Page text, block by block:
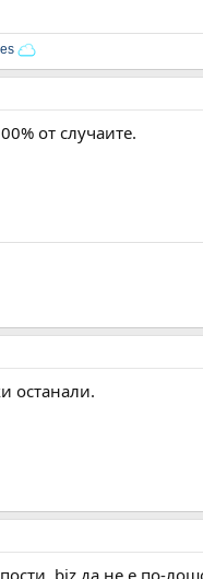
от случаите.
останали.